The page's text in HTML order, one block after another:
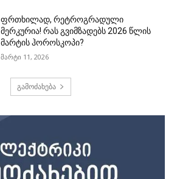
ფრთხილად, რეტროგრადული
მერკურია! რას გვიმზადებს 2026 წლის
მარტის ჰოროსკოპი?
მარტი 11, 2026
გამოძახება